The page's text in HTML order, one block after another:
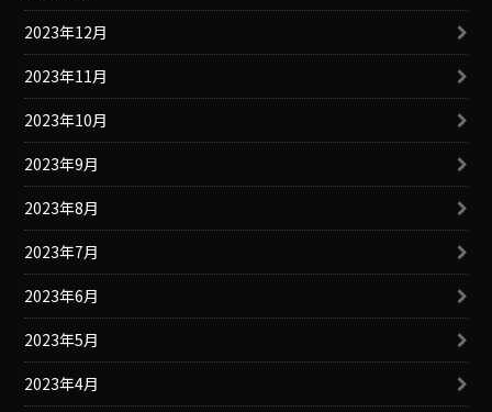
2023年12月
2023年11月
2023年10月
2023年9月
2023年8月
2023年7月
2023年6月
2023年5月
2023年4月